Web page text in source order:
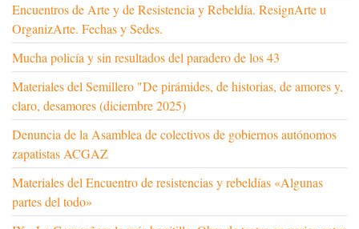
Encuentros de Arte y de Resistencia y Rebeldía. ResignArte u
OrganizArte. Fechas y Sedes.
Mucha policía y sin resultados del paradero de los 43
Materiales del Semillero "De pirámides, de historias, de amores y,
claro, desamores (diciembre 2025)
Denuncia de la Asamblea de colectivos de gobiernos autónomos
zapatistas ACGAZ
Materiales del Encuentro de resistencias y rebeldías «Algunas
partes del todo»